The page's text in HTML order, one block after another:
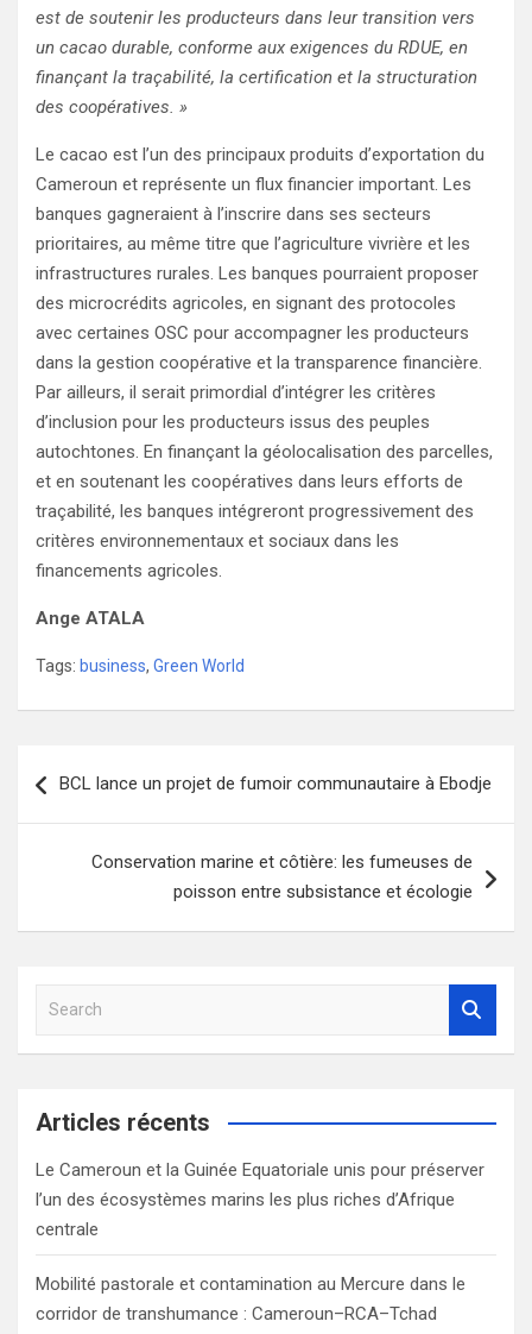
est de soutenir les producteurs dans leur transition vers
un cacao durable, conforme aux exigences du RDUE, en
finançant la traçabilité, la certification et la structuration
des coopératives. »
Le cacao est l’un des principaux produits d’exportation du
Cameroun et représente un flux financier important. Les
banques gagneraient à l’inscrire dans ses secteurs
prioritaires, au même titre que l’agriculture vivrière et les
infrastructures rurales. Les banques pourraient proposer
des microcrédits agricoles, en signant des protocoles
avec certaines OSC pour accompagner les producteurs
dans la gestion coopérative et la transparence financière.
Par ailleurs, il serait primordial d’intégrer les critères
d’inclusion pour les producteurs issus des peuples
autochtones. En finançant la géolocalisation des parcelles,
et en soutenant les coopératives dans leurs efforts de
traçabilité, les banques intégreront progressivement des
critères environnementaux et sociaux dans les
financements agricoles.
Ange ATALA
Tags: business, Green World
de
BCL lance un projet de fumoir communautaire à Ebodje
Conservation marine et côtière: les fumeuses de
poisson entre subsistance et écologie
a
c
Articles récents
Le Cameroun et la Guinée Equatoriale unis pour préserver
l’un des écosystèmes marins les plus riches d’Afrique
centrale
Mobilité pastorale et contamination au Mercure dans le
corridor de transhumance : Cameroun–RCA–Tchad